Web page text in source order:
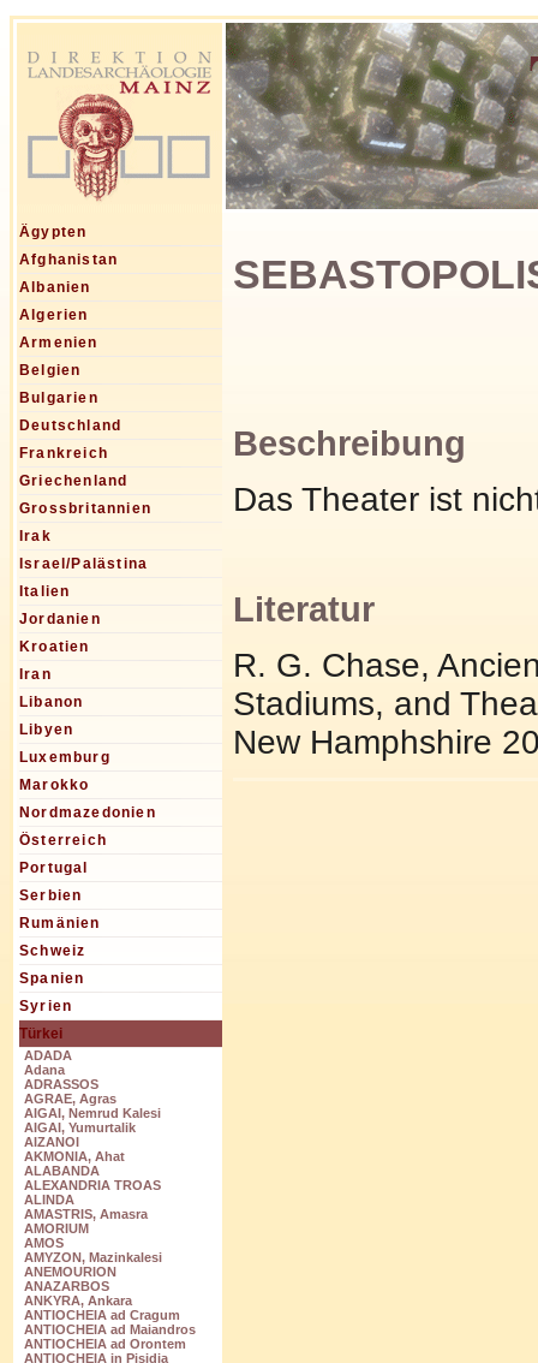
Ägypten
Afghanistan
Albanien
Algerien
Armenien
Belgien
Bulgarien
Deutschland
Frankreich
Griechenland
Grossbritannien
Irak
Israel/Palästina
Italien
Jordanien
Kroatien
Iran
Libanon
Libyen
Luxemburg
Marokko
Nordmazedonien
Österreich
Portugal
Serbien
Rumänien
Schweiz
Spanien
Syrien
Türkei
ADADA
Adana
ADRASSOS
AGRAE, Agras
AIGAI, Nemrud Kalesi
AIGAI, Yumurtalik
AIZANOI
AKMONIA, Ahat
ALABANDA
ALEXANDRIA TROAS
ALINDA
AMASTRIS, Amasra
AMORIUM
AMOS
AMYZON, Mazinkalesi
ANEMOURION
ANAZARBOS
ANKYRA, Ankara
ANTIOCHEIA ad Cragum
ANTIOCHEIA ad Maiandros
ANTIOCHEIA ad Orontem
ANTIOCHEIA in Pisidia
Beschreibung
Das Theater ist
Literatur
R. G. Chase,
Stadiums, and
New Hamphshire